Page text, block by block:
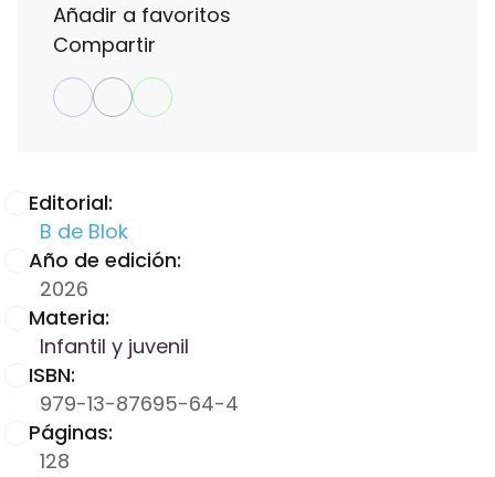
Editorial:
B de Blok
Año de edición:
2026
Materia:
Infantil y juvenil
ISBN:
979-13-87695-64-4
Páginas:
128
Añadir a favoritos
Compartir